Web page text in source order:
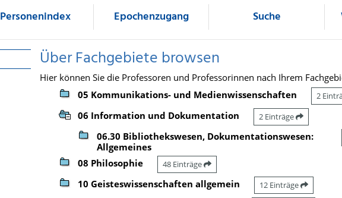
Personenindex Epochenzugang Suche
Über Fachgebiete browsen
Hier können Sie die Professoren und Professorinnen nach Ihrem
05 Kommunikations- und Medienwissenschaften
2
06 Information und Dokumentation 2 Einträge
06.30 Bibliothekswesen, Dokumentationswesen:
Allgemeines
08 Philosophie 48 Einträge
10 Geisteswissenschaften allgemein 12 Einträge